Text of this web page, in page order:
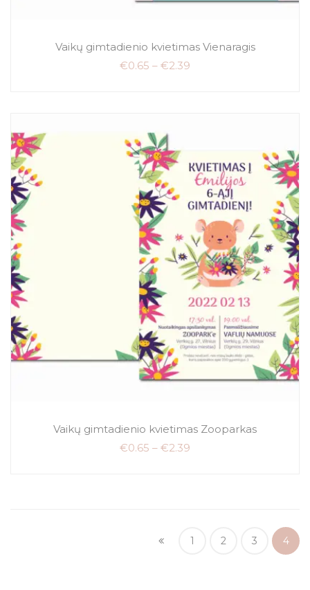
Vaikų gimtadienio kvietimas Vienaragis
€0.65 – €2.39
Vaikų gimtadienio kvietimas Zooparkas
€0.65 – €2.39
1 2 3 4